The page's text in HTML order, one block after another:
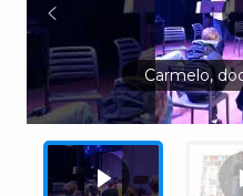
Carmelo,